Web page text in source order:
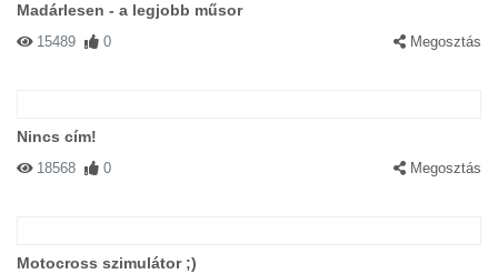
Madárlesen - a legjobb műsor
15489 0 Megosztás
Nincs cím!
18568 0 Megosztás
Motocross szimulátor ;)